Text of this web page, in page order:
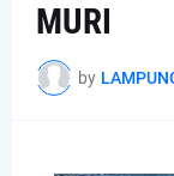
MURI
by